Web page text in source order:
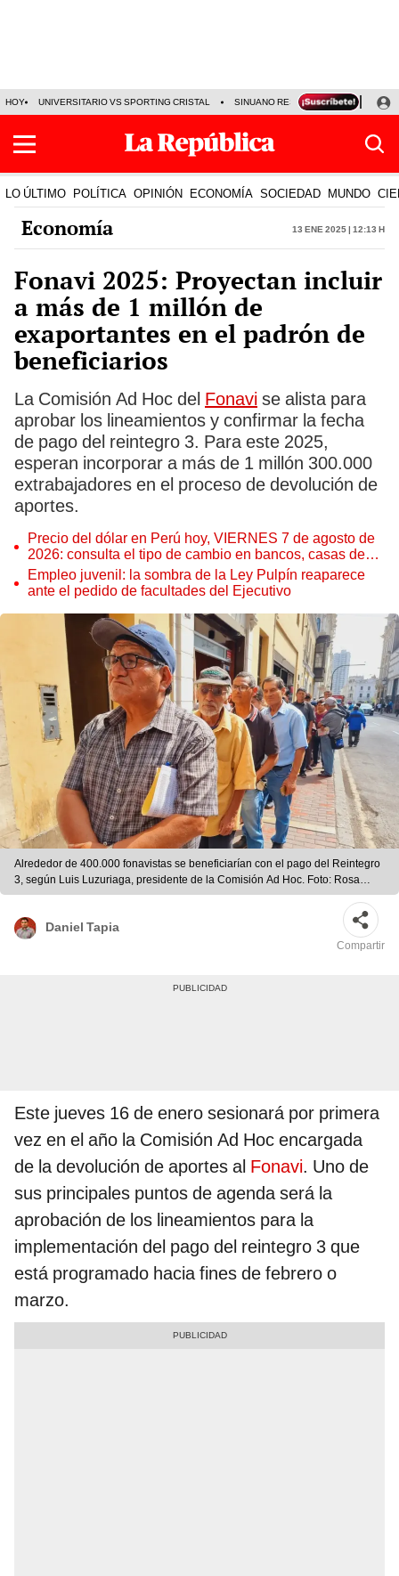
HOY UNIVERSITARIO VS SPORTING CRISTAL SINUANO RESULTADOS HOY
LO ÚLTIMO POLÍTICA OPINIÓN ECONOMÍA SOCIEDAD MUNDO
Economía 13 Ene 2025 | 12:13 h
Fonavi 2025: Proyectan incluir
a más de 1 millón de
exaportantes en el padrón de
beneficiarios
La Comisión Ad Hoc del Fonavi se alista para
aprobar los lineamientos y confirmar la fecha
de pago del reintegro 3. Para este 2025,
esperan incorporar a más de 1 millón 300.000
extrabajadores en el proceso de devolución de
aportes.
Precio del dólar en Perú hoy, VIERNES 7 de agosto de
2026: consulta el tipo de cambio en bancos, casas de
cambio y plataformas digitales
Empleo juvenil: la sombra de la Ley Pulpín reaparece
ante el pedido de facultades del Ejecutivo
Alrededor de 400.000 fonavistas se beneficiarían con el pago del Reintegro
3, según Luis Luzuriaga, presidente de la Comisión Ad Hoc. Foto: Rosa
Quincho/Urpi-LR
Daniel Tapia
Compartir
Este jueves 16 de enero sesionará por primera
vez en el año la Comisión Ad Hoc encargada
de la devolución de aportes al Fonavi. Uno de
sus principales puntos de agenda será la
aprobación de los lineamientos para la
implementación del pago del reintegro 3 que
está programado hacia fines de febrero o
marzo.